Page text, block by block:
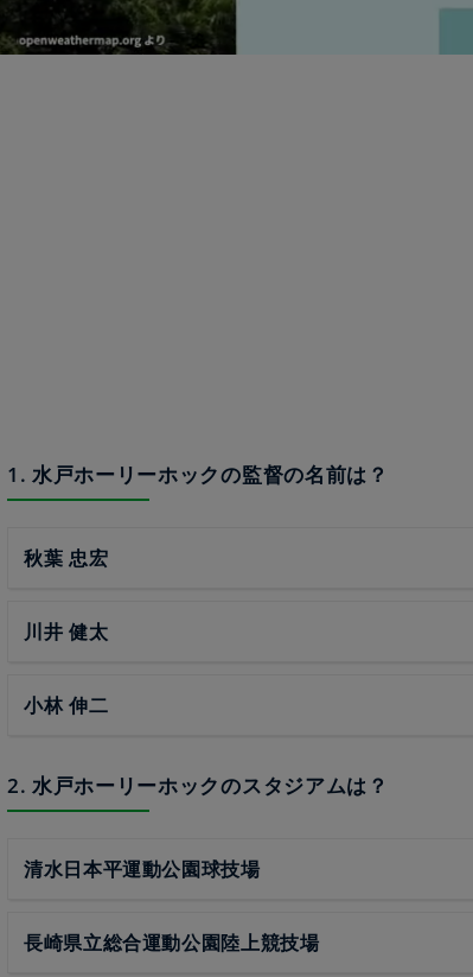
1. 水戸ホーリーホックの監督の名前は？
秋葉 忠宏
川井 健太
小林 伸二
2. 水戸ホーリーホックのスタジアムは？
清水日本平運動公園球技場
長崎県立総合運動公園陸上競技場